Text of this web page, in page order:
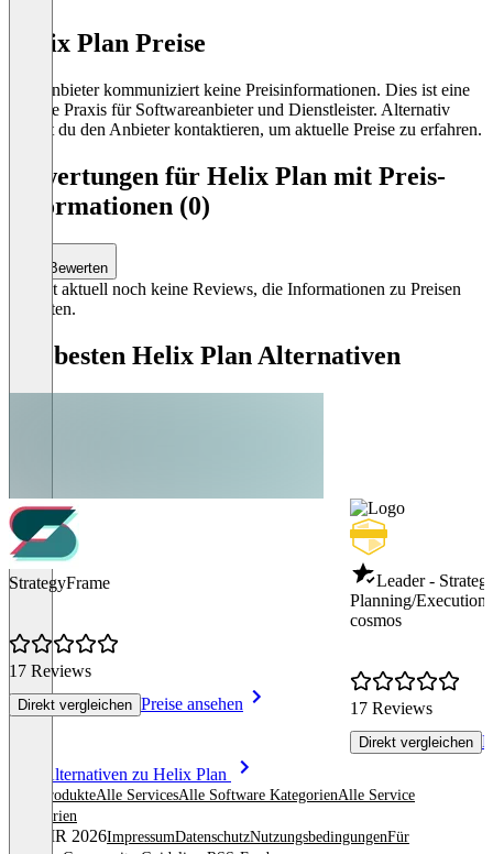
Helix Plan Preise
Der Anbieter kommuniziert keine Preisinformationen. Dies ist eine
übliche Praxis für Softwareanbieter und Dienstleister. Alternativ
kannst du den Anbieter kontaktieren, um aktuelle Preise zu erfahren.
Bewertungen für Helix Plan mit Preis-
Informationen (0)
Bewerten
Es gibt aktuell noch keine Reviews, die Informationen zu Preisen
enthalten.
Die besten Helix Plan Alternativen
StrategyFrame
17 Reviews
Direkt vergleichen Preise ansehen
Leader -
Planning/Execution
cosmos
17 Reviews
Direkt vergleichen
Alle Alternativen zu Helix Plan
Alle ProdukteAlle ServicesAlle Software KategorienAlle Service
Kategorien
© OMR 2026ImpressumDatenschutzNutzungsbedingungenFür